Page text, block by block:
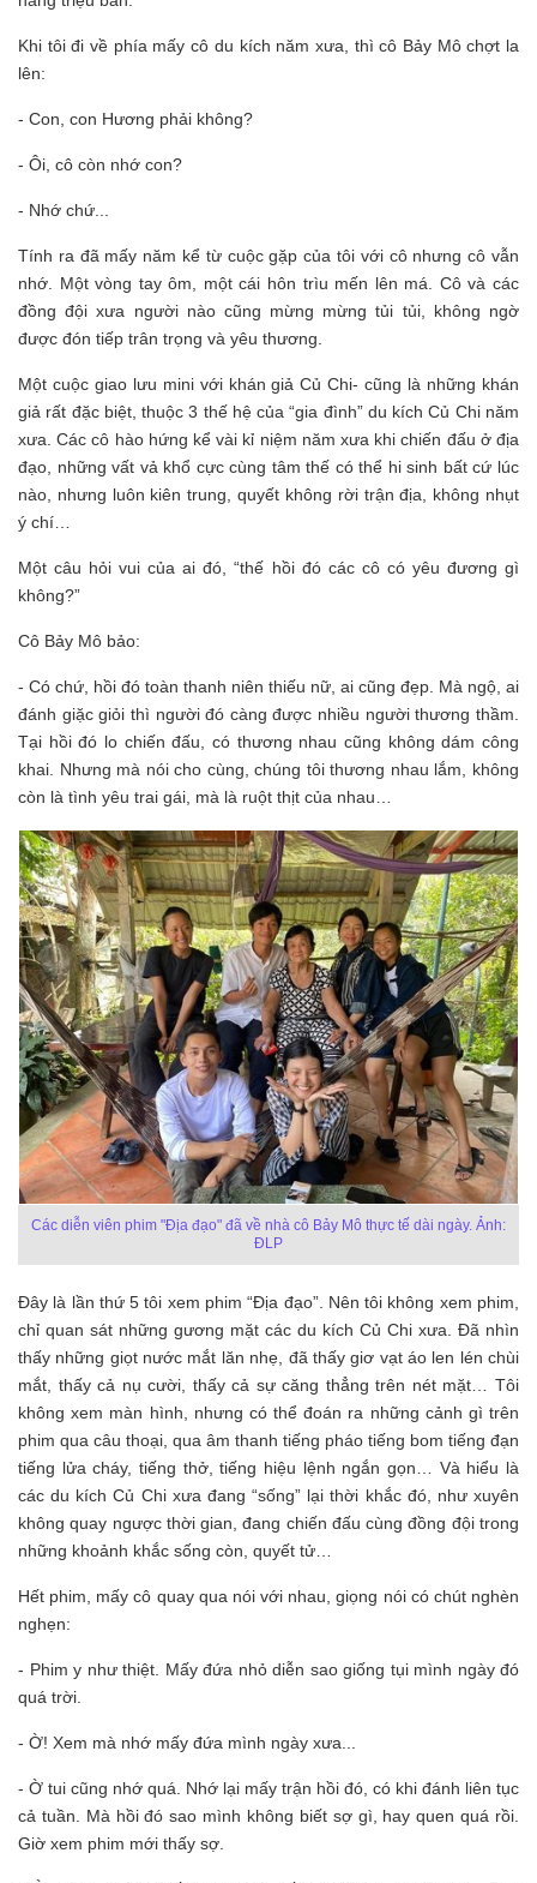
Khi tôi đi về phía mấy cô du kích năm xưa, thì cô Bảy Mô chợt la
lên:
- Con, con Hương phải không?
- Ôi, cô còn nhớ con?
- Nhớ chứ...
Tính ra đã mấy năm kể từ cuộc gặp của tôi với cô nhưng cô vẫn
nhớ. Một vòng tay ôm, một cái hôn trìu mến lên má. Cô và các
đồng đội xưa người nào cũng mừng mừng tủi tủi, không ngờ
được đón tiếp trân trọng và yêu thương.
Một cuộc giao lưu mini với khán giả Củ Chi- cũng là những khán
giả rất đặc biệt, thuộc 3 thế hệ của “gia đình” du kích Củ Chi năm
xưa. Các cô hào hứng kể vài kỉ niệm năm xưa khi chiến đấu ở địa
đạo, những vất vả khổ cực cùng tâm thế có thể hi sinh bất cứ lúc
nào, nhưng luôn kiên trung, quyết không rời trận địa, không nhụt
ý chí…
Một câu hỏi vui của ai đó, “thế hồi đó các cô có yêu đương gì
không?”
Cô Bảy Mô bảo:
- Có chứ, hồi đó toàn thanh niên thiếu nữ, ai cũng đẹp. Mà ngộ, ai
đánh giặc giỏi thì người đó càng được nhiều người thương thầm.
Tại hồi đó lo chiến đấu, có thương nhau cũng không dám công
khai. Nhưng mà nói cho cùng, chúng tôi thương nhau lắm, không
còn là tình yêu trai gái, mà là ruột thịt của nhau…
Các diễn viên phim "Địa đạo" đã về nhà cô Bảy Mô thực tế dài ngày. Ảnh:
ĐLP
Đây là lần thứ 5 tôi xem phim “Địa đạo”. Nên tôi không xem phim,
chỉ quan sát những gương mặt các du kích Củ Chi xưa. Đã nhìn
thấy những giọt nước mắt lăn nhẹ, đã thấy giơ vạt áo len lén chùi
mắt, thấy cả nụ cười, thấy cả sự căng thẳng trên nét mặt… Tôi
không xem màn hình, nhưng có thể đoán ra những cảnh gì trên
phim qua câu thoại, qua âm thanh tiếng pháo tiếng bom tiếng đạn
tiếng lửa cháy, tiếng thở, tiếng hiệu lệnh ngắn gọn… Và hiểu là
các du kích Củ Chi xưa đang “sống” lại thời khắc đó, như xuyên
không quay ngược thời gian, đang chiến đấu cùng đồng đội trong
những khoảnh khắc sống còn, quyết tử…
Hết phim, mấy cô quay qua nói với nhau, giọng nói có chút nghèn
nghẹn:
- Phim y như thiệt. Mấy đứa nhỏ diễn sao giống tụi mình ngày đó
quá trời.
- Ờ! Xem mà nhớ mấy đứa mình ngày xưa...
- Ờ tui cũng nhớ quá. Nhớ lại mấy trận hồi đó, có khi đánh liên tục
cả tuần. Mà hồi đó sao mình không biết sợ gì, hay quen quá rồi.
Giờ xem phim mới thấy sợ.